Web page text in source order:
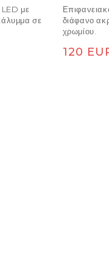
LED με
σε
διάφανο
χρωμίου.
Κανονική
120